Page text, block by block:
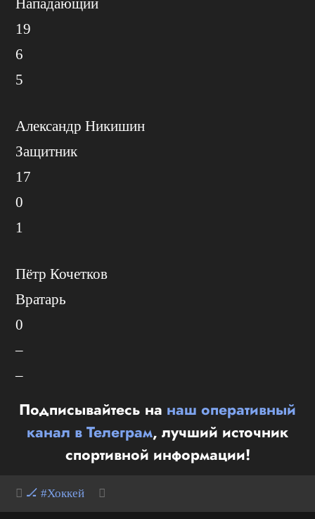
Нападающий
19
6
5
Александр Никишин
Защитник
17
0
1
Пётр Кочетков
Вратарь
0
–
–
Подписывайтесь на наш оперативный
канал в Телеграм, лучший источник
спортивной информации!
🏒 #Хоккей